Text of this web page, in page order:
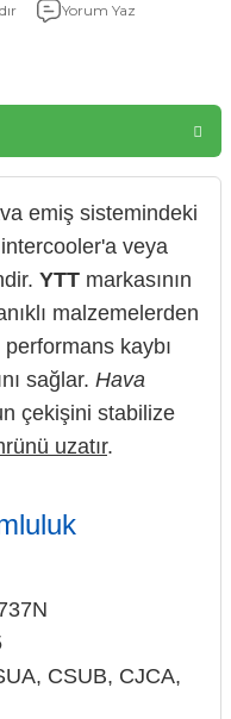
Yorum Yaz
emiş sistemindeki
veya
YTT markasının
malzemelerden
performans kaybı
sağlar. Hava
çekişini stabilize
uzatır.
CSUB, CJCA,